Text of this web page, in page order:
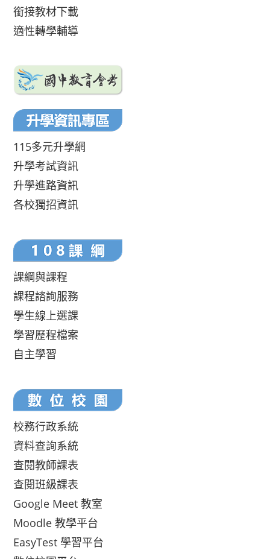
銜接教材下載
適性轉學輔導
115多元升學網
升學考試資訊
升學進路資訊
各校獨招資訊
課綱與課程
課程諮詢服務
學生線上選課
學習歷程檔案
自主學習
校務行政系統
資料查詢系統
查閱教師課表
查閱班級課表
Google Meet 教室
Moodle 教學平台
EasyTest 學習平台